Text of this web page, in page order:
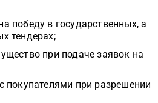
победу в государственных, а
тендерах;
при подаче заявок на
покупателями при разрешении